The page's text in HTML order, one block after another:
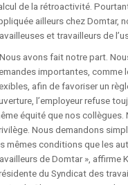
de la rétroactivité.
ailleurs chez Domtar,
et travailleurs de
avons fait notre part.
importantes, comme
afin de favoriser un
l’employeur refuse
équité que nos collègues.
Nous demandons
mêmes conditions que les
de Domtar », affirme
du Syndicat des